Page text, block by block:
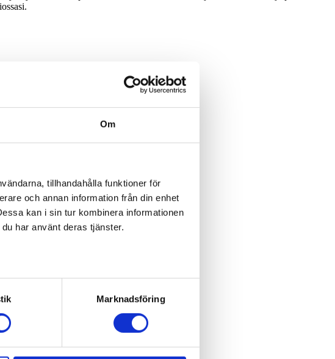
Om
tillhandahålla funktioner för
och annan information från din enhet
kan i sin tur kombinera informationen
har använt deras tjänster.
Marknadsföring